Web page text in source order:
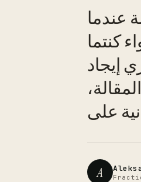
عندما
كنتما
إيجاد
على
A